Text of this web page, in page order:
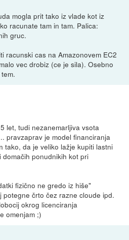
mogla prit tako iz vlade kot iz
racunate tam in tam. Palica:
gruc.
racunski cas na Amazonovem EC2
vec drobiz (ce je sila). Osebno
let, tudi nezanemarljiva vsota
pravzaprav je model financiranja
tako, da je veliko lažje kupiti lastni
ponudnikih kot pri
fizično ne gredo iz hiše"
črto čez razne cloude ipd.
okrog licenciranja
omenjam ;)